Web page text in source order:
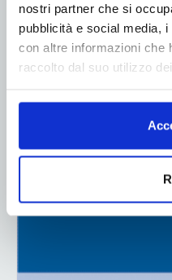
nostri partner che si
pubblicità e social media,
con altre informazioni che
raccolto dal suo utilizzo